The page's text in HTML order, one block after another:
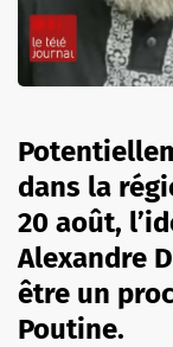
dans la
20 août,
Alexandre
être un
Poutine.